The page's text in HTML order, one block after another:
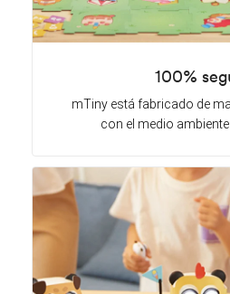
100%
mTiny está fabricado de
con el medio